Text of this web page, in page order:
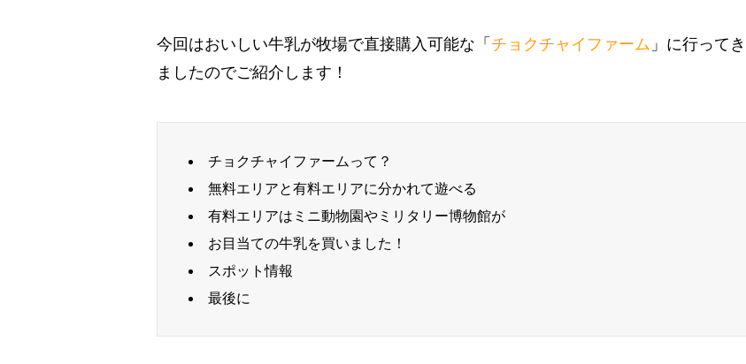
今回はおいしい牛乳が牧場で直接購入可能な「 チョクチャイファーム 」に行ってき
ましたのでご紹介します！
チョクチャイファームって？
無料エリアと有料エリアに分かれて遊べる
有料エリアはミニ動物園やミリタリー博物館が
お目当ての牛乳を買いました！
スポット情報
最後に